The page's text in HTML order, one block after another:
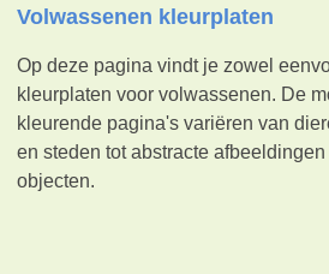
Volwassenen kleurplaten
Op deze pagina vindt je zowel
kleurplaten voor volwassenen. De
kleurende pagina's variëren van
en steden tot abstracte
objecten.